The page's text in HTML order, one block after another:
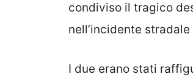
condiviso il tragico
nell’incidente
I due erano stati